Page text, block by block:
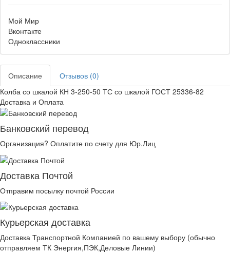
Мой Мир
Вконтакте
Одноклассники
Описание
Отзывов (0)
Колба со шкалой КН 3-250-50 ТС со шкалой ГОСТ 25336-82
Доставка и Оплата
Банковский перевод
Организация? Оплатите по счету для Юр.Лиц
Доставка Почтой
Отправим посылку почтой России
Курьерская доставка
Доставка Транспортной Компанией по вашему выбору (обычно
отправляем ТК Энергия,ПЭК,Деловые Линии)